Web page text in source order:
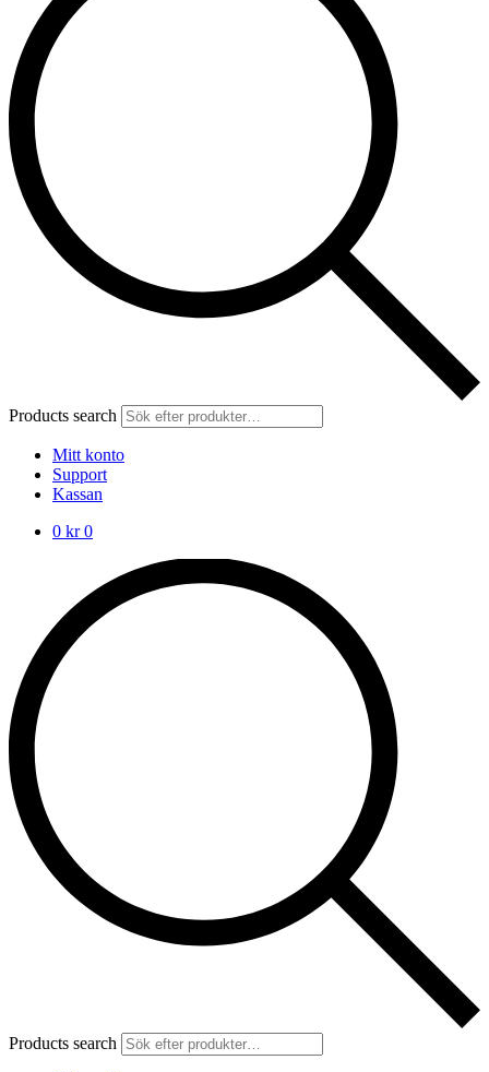
Products search
Mitt konto
Support
Kassan
0 kr 0
Products search